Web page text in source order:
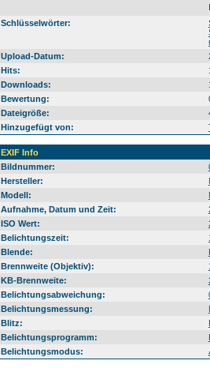
Schlüsselwörter:
Upload-Datum:
Hits:
Downloads:
Bewertung:
Dateigröße:
Hinzugefügt von:
EXIF Info
Bildnummer:
Hersteller:
Modell:
Aufnahme, Datum und Zeit:
ISO Wert:
Belichtungszeit:
Blende:
Brennweite (Objektiv):
KB-Brennweite:
Belichtungsabweichung:
Belichtungsmessung:
Blitz:
Belichtungsprogramm:
Belichtungsmodus: